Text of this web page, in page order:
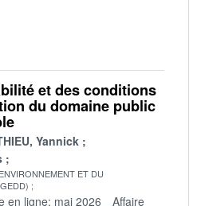
et des conditions
du domaine public
Yannick
ET DU
en ligne: mai 2026
Affaire